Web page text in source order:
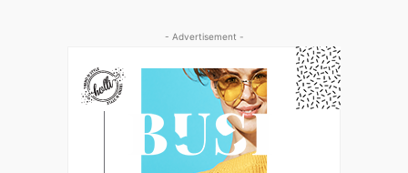
- Advertisement -